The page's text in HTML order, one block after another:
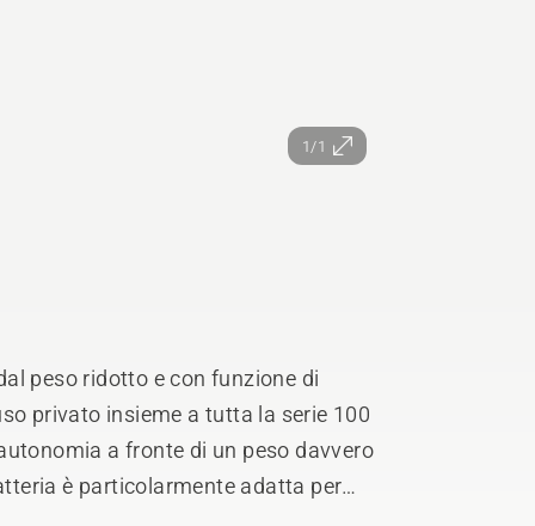
1/1
peso ridotto e con funzione di
privato insieme a tutta la serie 100
a fronte di un peso davvero
è particolarmente adatta per